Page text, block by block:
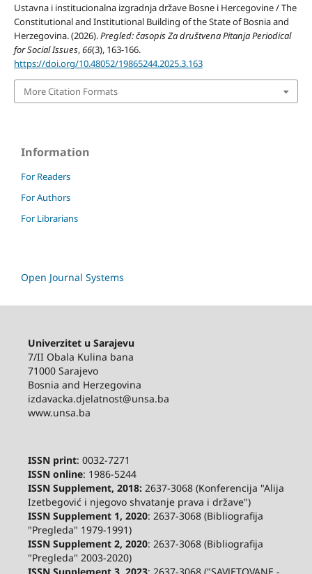
Ustavna i institucionalna izgradnja države Bosne i Hercegovine / The
Constitutional and Institutional Building of the State of Bosnia and
Herzegovina. (2026).Pregled: časopis Za društvena Pitanja Periodical
for Social Issues,66(3), 163-166.
https://doi.org/10.48052/19865244.2025.3.163
More Citation Formats
Information
For Readers
For Authors
For Librarians
Open Journal Systems
Univerzitet u Sarajevu
7/II Obala Kulina bana
71000 Sarajevo
Bosnia and Herzegovina
izdavacka.djelatnost@unsa.ba
www.unsa.ba
ISSN print: 0032-7271
ISSN online: 1986-5244
ISSN Supplement, 2018:2637-3068 (Konferencija "Alija
Izetbegović i njegovo shvatanje prava i države")
ISSN Supplement 1, 2020: 2637-3068 (Bibliografija
"Pregleda" 1979-1991)
ISSN Supplement 2, 2020: 2637-3068 (Bibliografija
"Pregleda" 2003-2020)